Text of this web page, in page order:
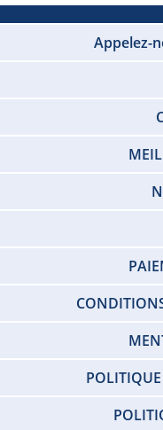
Appelez-